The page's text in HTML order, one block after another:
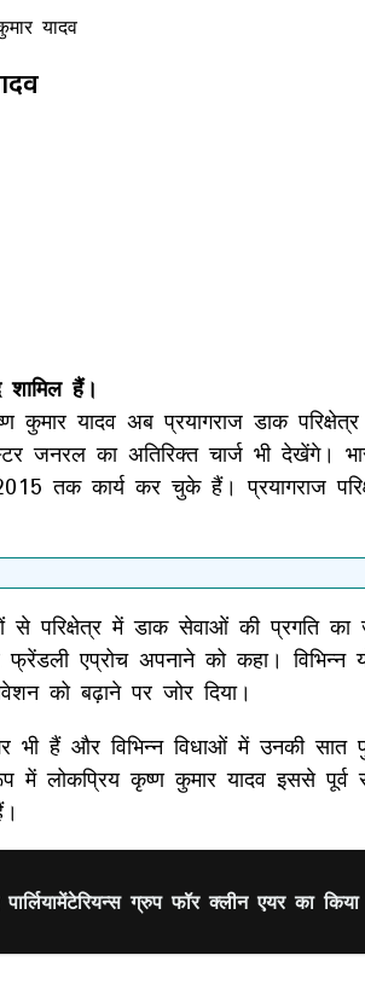
यादव
शामिल हैं।
यादव अब प्रयागराज डाक
जनरल का अतिरिक्त चार्ज भी
तक कार्य कर चुके हैं। प्रयागराज
परिक्षेत्र में डाक सेवाओं की प्रगति
एप्रोच अपनाने को कहा। विभिन्न
को बढ़ाने पर जोर दिया।
भी हैं और विभिन्न विधाओं में उनकी
कृष्ण कुमार यादव इससे पूर्व
ग्रुप फॉर क्लीन एयर का